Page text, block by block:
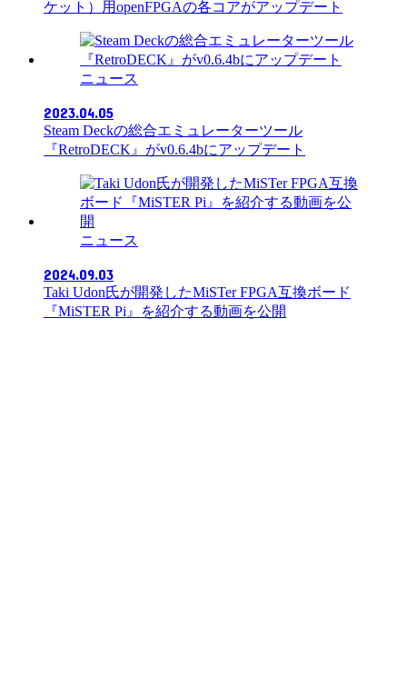
ケット）用openFPGAの各コアがアップデート
ニュース
2023.04.05
Steam Deckの総合エミュレーターツール
『RetroDECK』がv0.6.4bにアップデート
ニュース
2024.09.03
Taki Udon氏が開発したMiSTer FPGA互換ボード
『MiSTER Pi』を紹介する動画を公開